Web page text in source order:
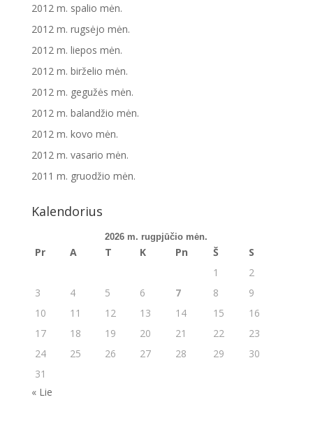
2012 m. spalio mėn.
2012 m. rugsėjo mėn.
2012 m. liepos mėn.
2012 m. birželio mėn.
2012 m. gegužės mėn.
2012 m. balandžio mėn.
2012 m. kovo mėn.
2012 m. vasario mėn.
2011 m. gruodžio mėn.
Kalendorius
2026 m. rugpjūčio mėn.
Pr A T K Pn Š
S
1
2
3
4 5 6 7 8
9
10
11 12 13 14 15
16
17
18 19 20 21 22
23
24
25 26 27 28 29
30
31
« Lie